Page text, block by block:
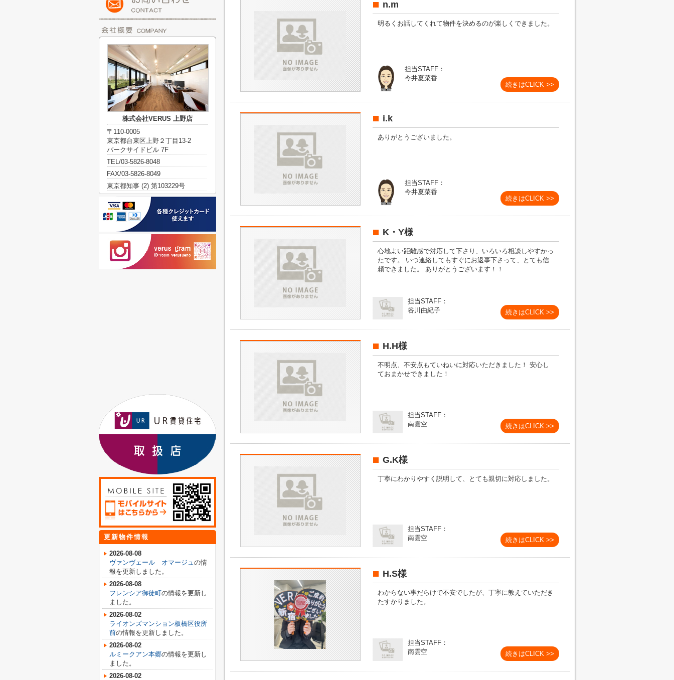
n.m
明るくお話してくれて物件を決めるのが楽しくできました。
担当STAFF：
今井夏菜香
続きはCLICK >>
i.k
ありがとうございました。
担当STAFF：
今井夏菜香
続きはCLICK >>
K・Y様
心地よい距離感で対応して下さり、いろいろ相談しやすかっ
たです。 いつ連絡してもすぐにお返事下さって、とても信
頼できました。 ありがとうございます！！
担当STAFF：
谷川由紀子
続きはCLICK >>
H.H様
不明点、不安点もていねいに対応いただきました！ 安心し
ておまかせできました！
担当STAFF：
南雲空
続きはCLICK >>
G.K様
丁寧にわかりやすく説明して、とても親切に対応しました。
担当STAFF：
南雲空
続きはCLICK >>
H.S様
わからない事だらけで不安でしたが、丁寧に教えていただき
たすかりました。
担当STAFF：
南雲空
続きはCLICK >>
株式会社VERUS 上野店
〒110-0005
東京都台東区上野２丁目13-2
パークサイドビル 7F
TEL/03-5826-8048
FAX/03-5826-8049
東京都知事 (2) 第103229号
更新物件情報
2026-08-08
ヴァンヴェール オマージュの情
報を更新しました。
2026-08-08
フレンシア御徒町の情報を更新し
ました。
2026-08-02
ライオンズマンション板橋区役所
前の情報を更新しました。
2026-08-02
ルミークアン本郷の情報を更新し
ました。
2026-08-02